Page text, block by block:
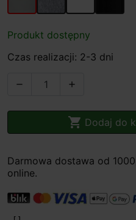
Produkt dostępny
Czas realizacji: 2-3 dni
 
 Dodaj do
Darmowa dostawa od
online.